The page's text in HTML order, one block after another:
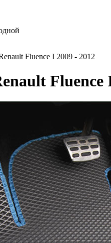
Fluence I 2009 - 2012
Fluence